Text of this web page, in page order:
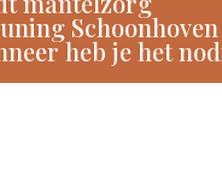
heb je het